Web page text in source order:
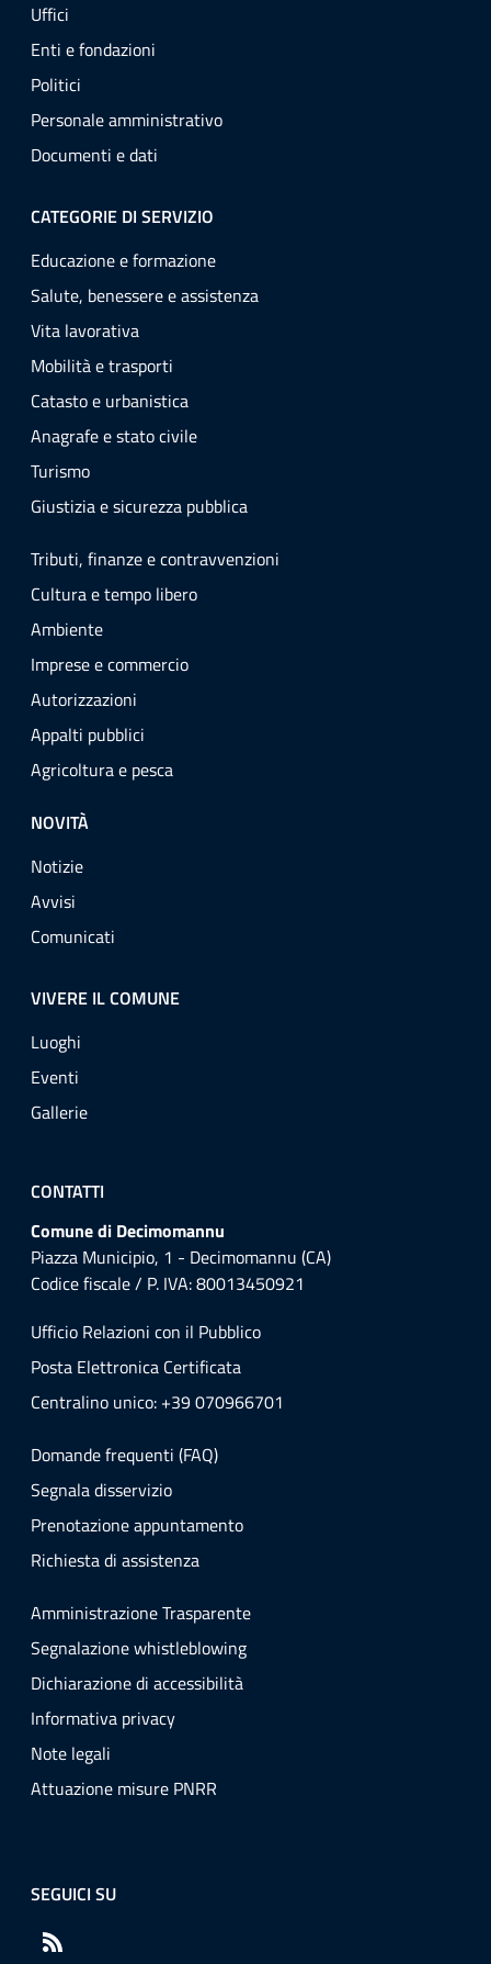
Uffici
Enti e fondazioni
Politici
Personale amministrativo
Documenti e dati
CATEGORIE DI SERVIZIO
Educazione e formazione
Salute, benessere e assistenza
Vita lavorativa
Mobilità e trasporti
Catasto e urbanistica
Anagrafe e stato civile
Turismo
Giustizia e sicurezza pubblica
Tributi, finanze e contravvenzioni
Cultura e tempo libero
Ambiente
Imprese e commercio
Autorizzazioni
Appalti pubblici
Agricoltura e pesca
NOVITÀ
Notizie
Avvisi
Comunicati
VIVERE IL COMUNE
Luoghi
Eventi
Gallerie
CONTATTI
Comune di Decimomannu
Piazza Municipio, 1 - Decimomannu (CA)
Codice fiscale / P. IVA: 80013450921
Ufficio Relazioni con il Pubblico
Posta Elettronica Certificata
Centralino unico: +39 070966701
Domande frequenti (FAQ)
Segnala disservizio
Prenotazione appuntamento
Richiesta di assistenza
Amministrazione Trasparente
Segnalazione whistleblowing
Dichiarazione di accessibilità
Informativa privacy
Note legali
Attuazione misure PNRR
SEGUICI SU